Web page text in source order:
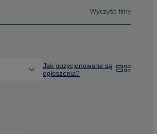
Wyczyść filtry
Jak pozycjonowane są
ogłoszenia?